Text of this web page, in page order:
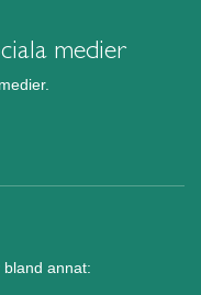
medier
annat: